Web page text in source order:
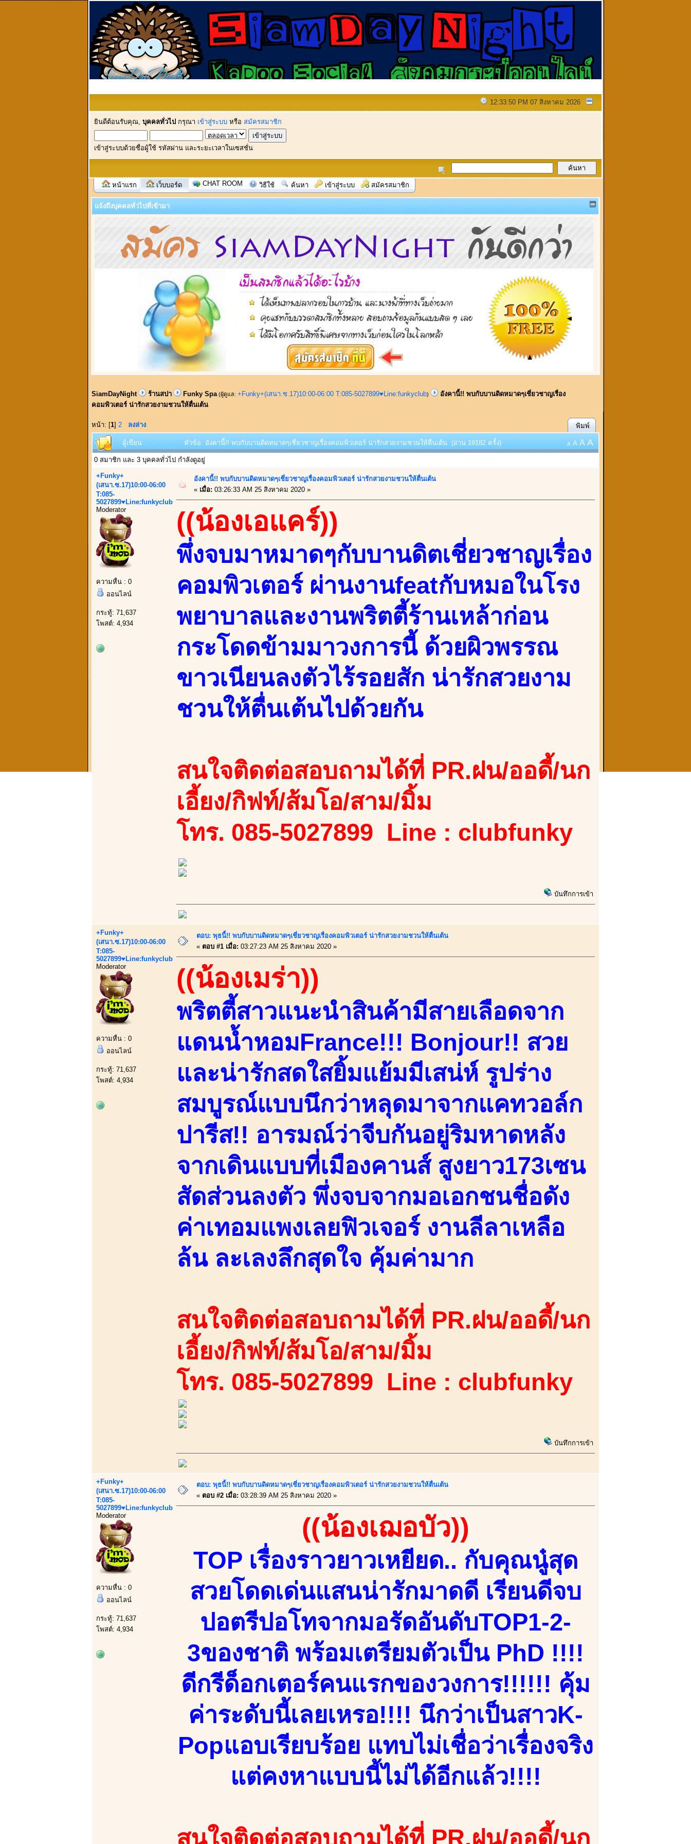
12:33:50 PM 07 สิงหาคม 2026
ยินดีต้อนรับคุณ, บุคคลทั่วไป กรุณา เข้าสู่ระบบ หรือ สมัครสมาชิก
เข้าสู่ระบบด้วยชื่อผู้ใช้ รหัสผ่าน และระยะเวลาในเซสชั่น
หน้าแรก เว็บบอร์ด CHAT ROOM วิธีใช้ ค้นหา เข้าสู่ระบบ สมัครสมาชิก
แจ้งถึงบุคคลทั่วไปที่เข้ามา
SiamDayNight ร้านสปา Funky Spa (ผู้ดูแล: +Funky+(เสนา.ซ.17)10:00-06:00 T:085-5027899♥Line:funkyclub)
อังคานี้!! พบกับบานดิดหมาดๆเชี่ยวชาญเรื่อง
คอมพิวเตอร์ น่ารักสวยงามชวนให้ตื่นเต้น
หน้า: [1] 2 ลงล่าง พิมพ์
ผู้เขียน หัวข้อ: อังคานี้!! พบกับบานดิดหมาดๆเชี่ยวชาญเรื่องคอมพิวเตอร์ น่ารักสวยงามชวนให้ตื่นเต้น (อ่าน 19182 ครั้ง) A A A A
0 สมาชิก และ 3 บุคคลทั่วไป กำลังดูอยู่
+Funky+
(เสนา.ซ.17)10:00-06:00
T:085-
5027899♥Line:funkyclub
Moderator
ความหื่น : 0
ออนไลน์
กระทู้: 71,637
โพสต์: 4,934
อังคานี้!! พบกับบานดิดหมาดๆเชี่ยวชาญเรื่องคอมพิวเตอร์ น่ารักสวยงามชวนให้ตื่นเต้น
« เมื่อ: 03:26:33 AM 25 สิงหาคม 2020 »
((น้องเอแคร์))
พึ่งจบมาหมาดๆกับบานดิตเชี่ยวชาญเรื่อง
คอมพิวเตอร์ ผ่านงานfeatกับหมอในโรง
พยาบาลและงานพริตตี้ร้านเหล้าก่อน
กระโดดข้ามมาวงการนี้ ด้วยผิวพรรณ
ขาวเนียนลงตัวไร้รอยสัก น่ารักสวยงาม
ชวนให้ตื่นเต้นไปด้วยกัน
สนใจติดต่อสอบถามได้ที่ PR.ฝน/ออดี้/นก
เอี้ยง/กิฟท์/ส้มโอ/สาม/มิ้ม
โทร. 085-5027899 Line : clubfunky
บันทึกการเข้า
+Funky+
(เสนา.ซ.17)10:00-06:00
T:085-
5027899♥Line:funkyclub
Moderator
ความหื่น : 0
ออนไลน์
กระทู้: 71,637
โพสต์: 4,934
ตอบ: พุธนี้!! พบกับบานดิดหมาดๆเชี่ยวชาญเรื่องคอมพิวเตอร์ น่ารักสวยงามชวนให้ตื่นเต้น
« ตอบ #1 เมื่อ: 03:27:23 AM 25 สิงหาคม 2020 »
((น้องเมร่า))
พริตตี้สาวแนะนำสินค้ามีสายเลือดจาก
แดนน้ำหอมFrance!!! Bonjour!! สวย
และน่ารักสดใสยิ้มแย้มมีเสน่ห์ รูปร่าง
สมบูรณ์แบบนึกว่าหลุดมาจากแคทวอล์ก
ปารีส!! อารมณ์ว่าจีบกันอยู่ริมหาดหลัง
จากเดินแบบที่เมืองคานส์ สูงยาว173เซน
สัดส่วนลงตัว พึ่งจบจากมอเอกชนชื่อดัง
ค่าเทอมแพงเลยฟิวเจอร์ งานลีลาเหลือ
ล้น ละเลงลึกสุดใจ คุ้มค่ามาก
สนใจติดต่อสอบถามได้ที่ PR.ฝน/ออดี้/นก
เอี้ยง/กิฟท์/ส้มโอ/สาม/มิ้ม
โทร. 085-5027899 Line : clubfunky
บันทึกการเข้า
+Funky+
(เสนา.ซ.17)10:00-06:00
T:085-
5027899♥Line:funkyclub
Moderator
ความหื่น : 0
ออนไลน์
กระทู้: 71,637
โพสต์: 4,934
ตอบ: พุธนี้!! พบกับบานดิดหมาดๆเชี่ยวชาญเรื่องคอมพิวเตอร์ น่ารักสวยงามชวนให้ตื่นเต้น
« ตอบ #2 เมื่อ: 03:28:39 AM 25 สิงหาคม 2020 »
((น้องเฌอบัว))
TOP เรื่องราวยาวเหยียด.. กับคุณนู๋สุด
สวยโดดเด่นแสนน่ารักมาดดี เรียนดีจบ
ปอตรีปอโทจากมอรัดอันดับTOP1-2-
3ของชาติ พร้อมเตรียมตัวเป็น PhD !!!!
ดีกรีด็อกเตอร์คนแรกของวงการ!!!!!! คุ้ม
ค่าระดับนี้เลยเหรอ!!!! นึกว่าเป็นสาวK-
Popแอบเรียบร้อย แทบไม่เชื่อว่าเรื่องจริง
แต่คงหาแบบนี้ไม่ได้อีกแล้ว!!!!
สนใจติดต่อสอบถามได้ที่ PR.ฝน/ออดี้/นก